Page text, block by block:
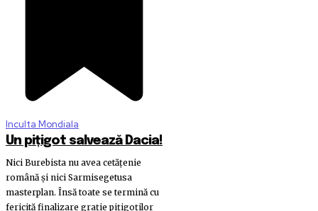
Inculta Mondiala
Un pițigot salvează Dacia!
Nici Burebista nu avea cetățenie
română și nici Sarmisegetusa
masterplan. Însă toate se termină cu
fericită finalizare grație pițigoților